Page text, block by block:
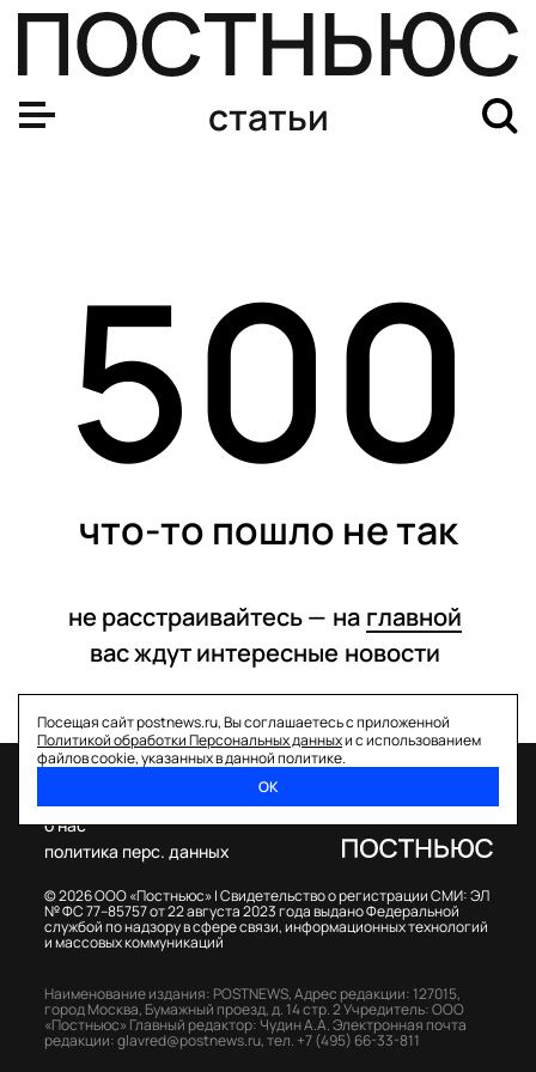
статьи
500
что-то пошло не так
не расстраивайтесь — на главной
вас ждут интересные новости
Посещая сайт postnews.ru, Вы соглашаетесь с приложенной
Политикой обработки Персональных данныхи с использованием
файлов cookie, указанных в данной политике.
ОК
© 2026 ООО «Постньюс» |Свидетельство о регистрации СМИ: ЭЛ
№ ФС 77–85757 от 22 августа 2023 года выдано Федеральной
службой по надзору в сфере связи, информационных технологий
и массовых коммуникаций
о нас
политика перс. данных
Наименование издания: POSTNEWS,Адрес редакции: 127015,
город Москва, Бумажный проезд, д. 14 стр. 2Учредитель: ООО
«Постньюс» Главный редактор: Чудин А.А.Электронная почта
редакции:glavred@postnews.ru,тел. +7 (495) 66-33-811